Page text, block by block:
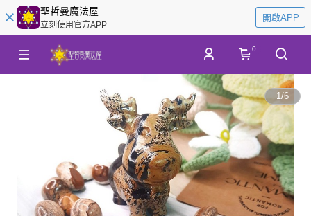
聖哲曼魔法屋
立刻使用官方APP
開啟APP
0
1/6